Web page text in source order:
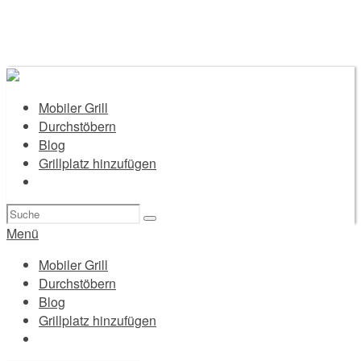
Mobiler Grill
Durchstöbern
Blog
Grillplatz hinzufügen
Suchen
nach:
Menü
Mobiler Grill
Durchstöbern
Blog
Grillplatz hinzufügen